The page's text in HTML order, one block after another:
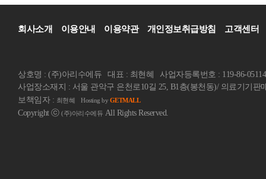
회사소개 이용안내 이용약관 개인정보취급방침 고객센터
상호명 : (주)아리수에듀 대표 : 최현혜
사업자등록번호 : 119-86-05114
사업장소재지 : 서울 관악구 은천로10길 25, B1층(봉천동)/ 의료기기판
보책임자 : 최현혜 Hosting by GETMALL
Copyright ⓒ (주)아리수에듀 All Rights Reserved.